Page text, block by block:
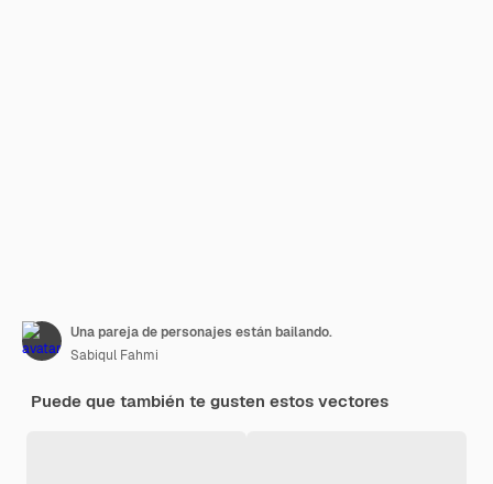
Una pareja de personajes están bailando.
Sabiqul Fahmi
Puede que también te gusten estos vectores